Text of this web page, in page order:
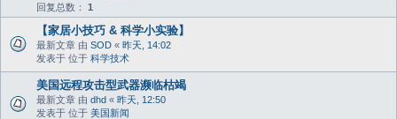
回复总数： 1
【家居小技巧 & 科学小实验】
最新文章 由 SOD « 昨天, 14:02
发表于 位于 科学技术
美国远程攻击型武器濒临枯竭
最新文章 由 dhd « 昨天, 12:50
发表于 位于 美国新闻